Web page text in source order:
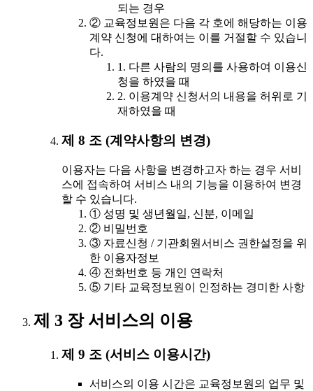
되는 경우
② 교육정보원은 다음 각 호에 해당하는 이용
계약 신청에 대하여는 이를 거절할 수 있습니
다.
1. 다른 사람의 명의를 사용하여 이용신
청을 하였을 때
2. 이용계약 신청서의 내용을 허위로 기
재하였을 때
제 8 조 (계약사항의 변경)
이용자는 다음 사항을 변경하고자 하는 경우 서비
스에 접속하여 서비스 내의 기능을 이용하여 변경
할 수 있습니다.
① 성명 및 생년월일, 신분, 이메일
② 비밀번호
③ 자료신청 / 기관회원서비스 권한설정을 위
한 이용자정보
④ 전화번호 등 개인 연락처
⑤ 기타 교육정보원이 인정하는 경미한 사항
제 3 장 서비스의 이용
제 9 조 (서비스 이용시간)
서비스의 이용 시간은 교육정보원의 업무 및